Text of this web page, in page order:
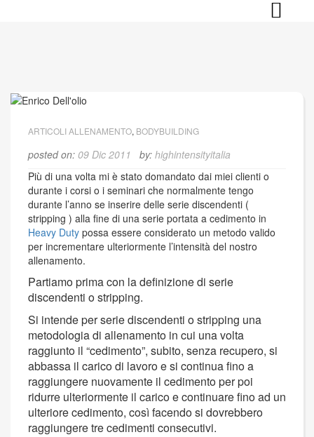
ARTICOLI ALLENAMENTO, BODYBUILDING
posted on: 09 Dic 2011 by: highintensityitalia
Più di una volta mi è stato domandato dai miei clienti o
durante i corsi o i seminari che normalmente tengo
durante l’anno se inserire delle serie discendenti (
stripping ) alla fine di una serie portata a cedimento in
Heavy Duty possa essere considerato un metodo valido
per incrementare ulteriormente l’intensità del nostro
allenamento.
Partiamo prima con la definizione di serie
discendenti o stripping.
Si intende per serie discendenti o stripping una
metodologia di allenamento in cui una volta
raggiunto il “cedimento”, subito, senza recupero, si
abbassa il carico di lavoro e si continua fino a
raggiungere nuovamente il cedimento per poi
ridurre ulteriormente il carico e continuare fino ad un
ulteriore cedimento, così facendo si dovrebbero
raggiungere tre cedimenti consecutivi.